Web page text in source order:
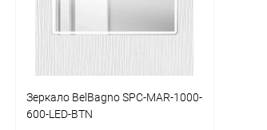
Зеркало BelBagno SPC-MAR-1000-
600-LED-BTN